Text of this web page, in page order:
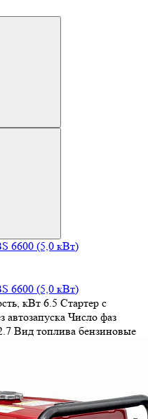
6600 (5,0 кВт)
6600 (5,0 кВт)
кВт 6.5 Стартер с
автозапуска Число фаз
Вид топлива бензиновые